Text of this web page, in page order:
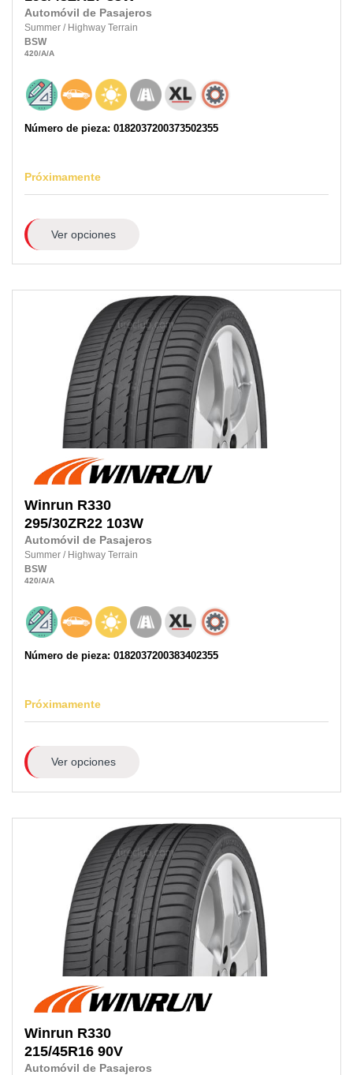
Automóvil de Pasajeros
Summer / Highway Terrain
BSW
420/A/A
Número de pieza: 0182037200373502355
Próximamente
Ver opciones
Winrun R330
295/30ZR22 103W
Automóvil de Pasajeros
Summer / Highway Terrain
BSW
420/A/A
Número de pieza: 0182037200383402355
Próximamente
Ver opciones
Winrun R330
215/45R16 90V
Automóvil de Pasajeros